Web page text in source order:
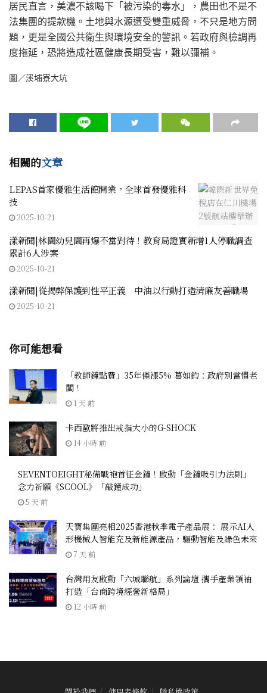
居民直言，美濃不該喝下「被污染的毒水」，農田也不是不
法集團的提款機。土地與水源遭受雙重威脅，不只是地方問
題，更是全國公共衛生與環境安全的警訊。若政府與檢調再
度拖延，恐將造成社區健康長期受害，難以彌補。
圖／溪埔寮大坑
相關的文章
LEPAS首家優雅生活館開業，全球首發優雅科
技
2025-10-21
漾新聞|林園幼兒園再爆不當對待！教育局證實新增1人停職調查
累計6人涉案
2025-10-21
漾新聞|從揭弊保護到性平正義 中油以行動打造清廉友善職場
2025-10-21
你可能想看
「教師鐘點費」35年僅漲5% 葛如鈞：政府別當慣老
闆！
1 天 前
卡西歐將推出戒指大小的G-SHOCK
14 小時 前
SEVENTOEIGHT秘備戰袍首征金鐘！啟動「金鐘吸引力法則」
念力祈願《SCOOL》「敲鐘成功」
5 天 前
天寶集團亮相2025香港秋季電子產品展： 展示AI人
形機械人智能充及新能源產品，驅動智能及綠色未來
7 天 前
台灣用友啟動「六城聯航」系列論壇 攜手產業領袖
打造「台商跨境經營新格局」
12 小時 前